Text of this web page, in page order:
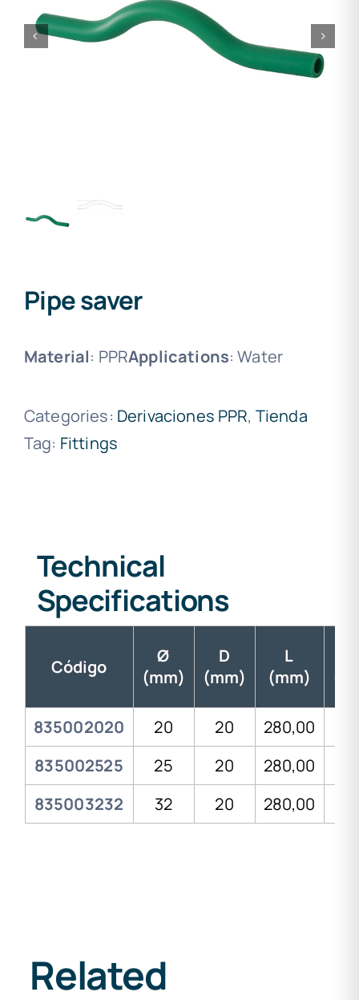
Pipe saver
Material: PPRApplications: Water
Categories: Derivaciones PPR, Tienda
Tag: Fittings
Technical
Specifications
Código
Ø
(mm)
D
(mm)
L
(mm)
835002020 20 20 280,00
835002525
25 20 280,00
835003232
32 20 280,00
Related